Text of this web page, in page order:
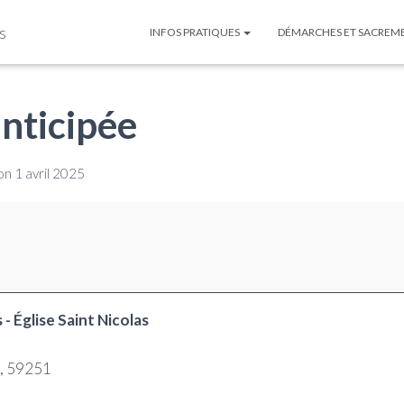
INFOS PRATIQUES DÉMARCHES ET
1 avril 2025
Église Saint Nicolas
, 59251